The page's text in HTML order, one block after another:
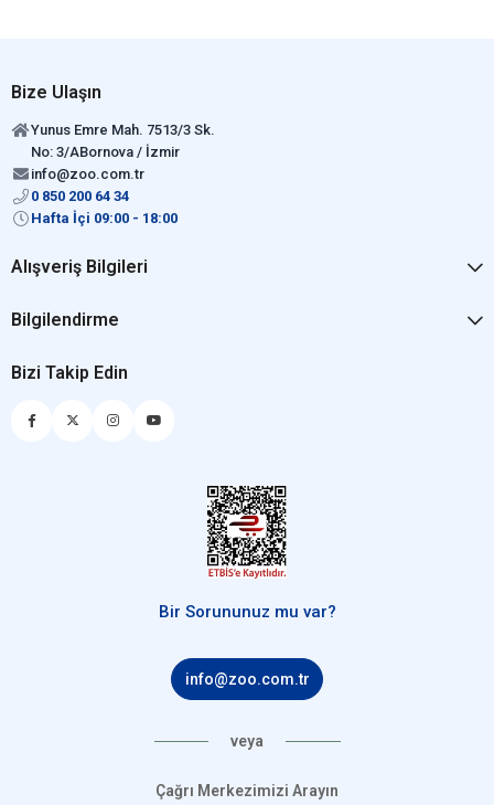
Bize Ulaşın
Yunus Emre Mah. 7513/3 Sk.
No: 3/ABornova / İzmir
info@zoo.com.tr
0 850 200 64 34
Hafta İçi 09:00 - 18:00
Alışveriş Bilgileri
Bilgilendirme
Bizi Takip Edin
Bir Sorununuz mu var?
info@zoo.com.tr
veya
Çağrı Merkezimizi Arayın